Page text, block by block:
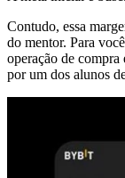
Contudo, essa
do mentor. Para
operação de compra
por um dos alunos